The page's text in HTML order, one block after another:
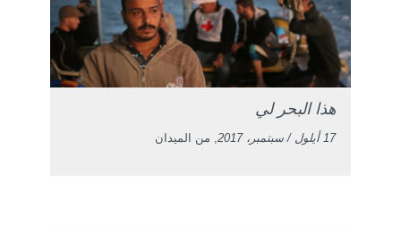
هذا البحر لي
17 أيلول / سبتمبر، 2017 , من الميدان